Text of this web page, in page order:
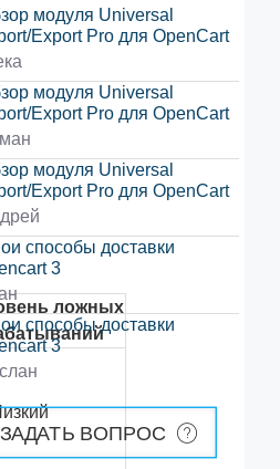
ложных
модуля Universal
Export Pro для OpenCart
модуля Universal
Export Pro для OpenCart
модуля Universal
Export Pro для OpenCart
способы доставки
3
способы доставки
3
ЗАДАТЬ ВОПРОС